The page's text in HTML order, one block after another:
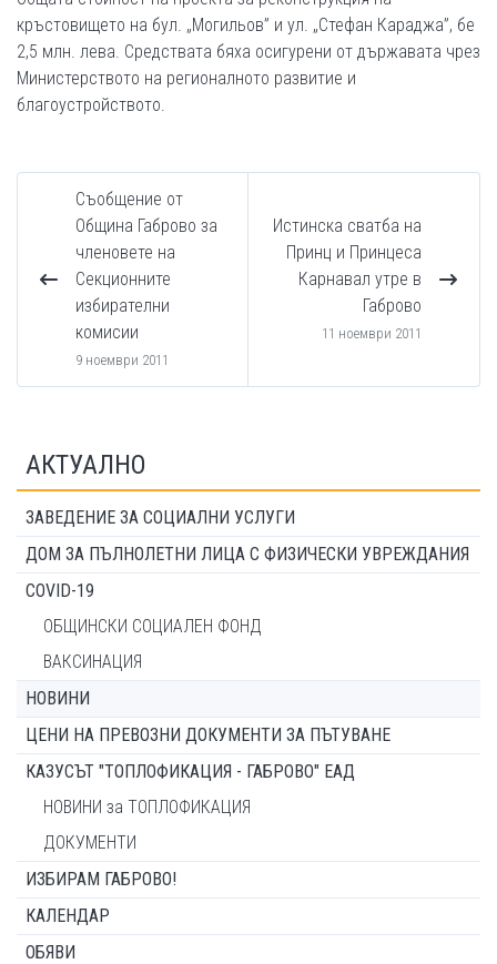
кръстовището на бул. „Могильов” и ул. „Стефан Караджа”, бе
2,5 млн. лева. Средствата бяха осигурени от държавата чрез
Министерството на регионалното развитие и
благоустройството.
Съобщение от
Община Габрово за
членовете на
Секционните
избирателни
комисии
9 ноември 2011
Истинска сватба на
Принц и Принцеса
Карнавал утре в
Габрово
11 ноември 2011
АКТУАЛНО
ЗАВЕДЕНИЕ ЗА СОЦИАЛНИ УСЛУГИ
ДОМ ЗА ПЪЛНОЛЕТНИ ЛИЦА С ФИЗИЧЕСКИ УВРЕЖДАНИЯ
COVID-19
ОБЩИНСКИ СОЦИАЛЕН ФОНД
ВАКСИНАЦИЯ
НОВИНИ
ЦЕНИ НА ПРЕВОЗНИ ДОКУМЕНТИ ЗА ПЪТУВАНЕ
КАЗУСЪТ "ТОПЛОФИКАЦИЯ - ГАБРОВО" ЕАД
НОВИНИ за ТОПЛОФИКАЦИЯ
ДОКУМЕНТИ
ИЗБИРАМ ГАБРОВО!
КАЛЕНДАР
ОБЯВИ